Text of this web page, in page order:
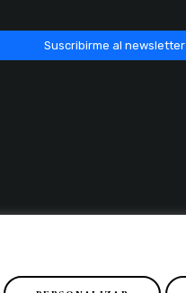
Suscribirme al newsletter